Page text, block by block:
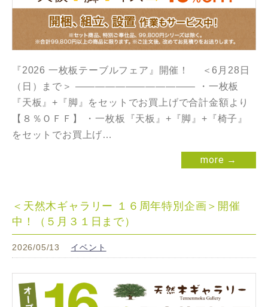
『2026 一枚板テーブルフェア』開催！ ＜6月28日
（日）まで＞ ———————————— ・一枚板
『天板』+『脚』をセットでお買上げで合計金額より
【８％ＯＦＦ】 ・一枚板『天板』+『脚』+『椅子』
をセットでお買上げ…
more →
＜天然木ギャラリー １６周年特別企画＞開催
中！（５月３１日まで）
2026/05/13 イベント